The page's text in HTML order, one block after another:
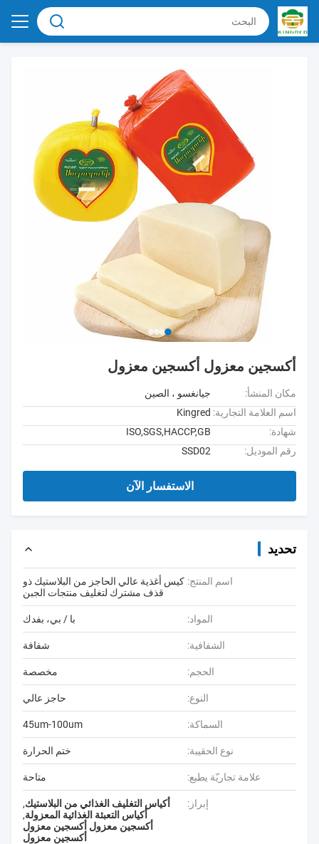
أكسجين معزول أكسجين معزول
مكان المنشأ:
جيانغسو ، الصين
اسم العلامة التجارية: Kingred
شهادة:
ISO,SGS,HACCP,GB
رقم الموديل:
SSD02
الاستفسار الآن
تحديد
اسم المنتج: كيس أغذية عالي الحاجز من البلاستيك ذو
قذف مشترك لتغليف منتجات الجبن
المواد: با / بي، بفدك
الشفافية: شفافة
الحجم: مخصصة
النوع: حاجز عالي
السماكة: 45um-100um
نوع الحقيبة: ختم الحرارة
علامة تجاريّة يطبع: متاحة
إبراز: أكياس التغليف الغذائي من البلاستيك,
أكياس التعبئة الغذائية المعزولة,
أكسجين معزول أكسجين معزول
أكسجين معزول